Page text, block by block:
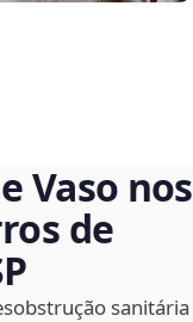
Vaso nos
de
sanitária